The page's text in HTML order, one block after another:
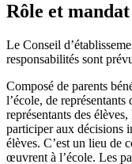
Rôle et mandat
Le Conseil
responsabilités sont
Composé de parents
l’école, de
représentants des
participer aux décisions
élèves. C’est un lieu de
œuvrent à l’école. Les